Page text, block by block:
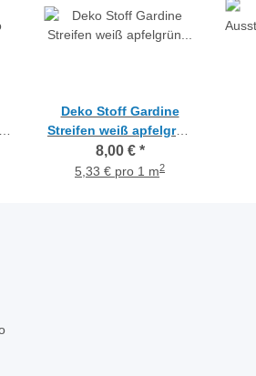
Deko Stoff Gardine
Streifen weiß apfelgrün
teiltransparent,
Meterware
8,00 € *
5,33 € pro 1 m2